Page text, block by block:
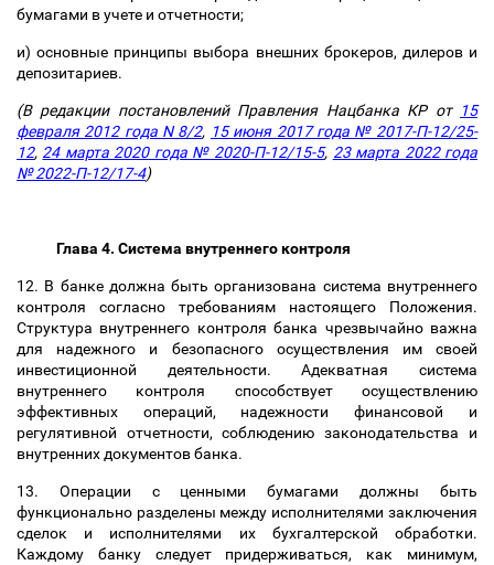
бумагами в учете и отчетности;
и) основные принципы выбора внешних брокеров, дилеров и
депозитариев.
(В редакции постановлений Правления Нацбанка КР от 15
февраля 2012 года N 8/2, 15 июня 2017 года № 2017-П-12/25-
12, 24 марта 2020 года № 2020-П-12/15-5, 23 марта 2022 года
№ 2022-П-12/17-4)
Глава 4. Система внутреннего контроля
12. В банке должна быть организована система внутреннего
контроля согласно требованиям настоящего Положения.
Структура внутреннего контроля банка чрезвычайно важна
для надежного и безопасного осуществления им своей
инвестиционной деятельности. Адекватная система
внутреннего контроля способствует осуществлению
эффективных операций, надежности финансовой и
регулятивной отчетности, соблюдению законодательства и
внутренних документов банка.
13. Операции с ценными бумагами должны быть
функционально разделены между исполнителями заключения
сделок и исполнителями их бухгалтерской обработки.
Каждому банку следует придерживаться, как минимум,